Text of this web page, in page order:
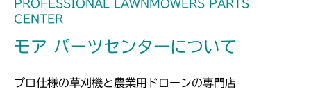
CM225
PROFESSIONAL LAWNMOWERS PARTS
CENTER
モア パーツセンターについて
プロ仕様の草刈機と農業用ドローンの専門店